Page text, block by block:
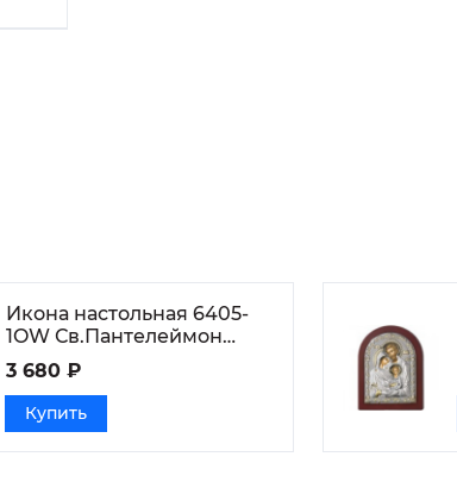
Икона настольная 6405-
1OW Св.Пантелеймон
Целитель
3 680 ₽
Купить